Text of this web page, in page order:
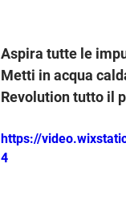
Aspira tutte le
Metti in acqua
Revolution tutto il
https://
4